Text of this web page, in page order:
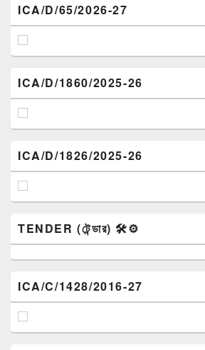
ICA/D/65/2026-27
ICA/D/1860/2025-26
ICA/D/1826/2025-26
TENDER (টেন্ডার) 🛠️⚙️
ICA/C/1428/2016-27